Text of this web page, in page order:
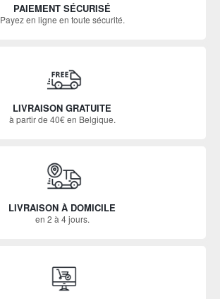
PAIEMENT SÉCURISÉ
Payez en ligne en toute sécurité.
LIVRAISON GRATUITE
à partir de 40€ en Belgique.
LIVRAISON À DOMICILE
en 2 à 4 jours.